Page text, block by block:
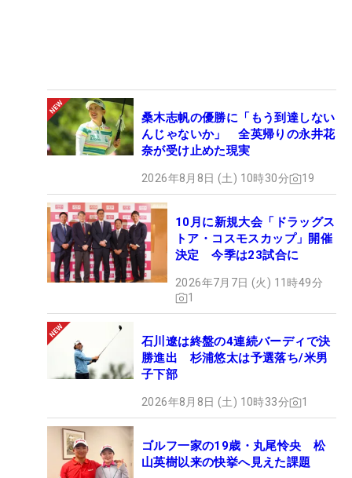
桑木志帆の優勝に「もう到達しない
んじゃないか」 全英帰りの永井花
奈が受け止めた現実
2026年8月8日 (土) 10時30分 19
10月に新規大会「ドラッグス
トア・コスモスカップ」開催
決定 今季は23試合に
2026年7月7日 (火) 11時49分
1
石川遼は終盤の4連続バーディで決
勝進出 杉浦悠太は予選落ち/米男
子下部
2026年8月8日 (土) 10時33分 1
ゴルフ一家の19歳・丸尾怜央 松
山英樹以来の快挙へ見えた課題